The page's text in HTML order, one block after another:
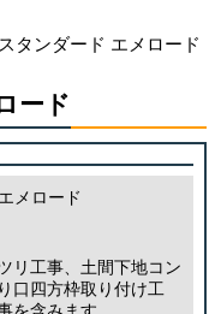
タンダード エメロード
ード
リ工事、土間下地コン
口四方枠取り付け工